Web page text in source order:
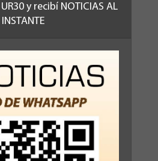
y recibí NOTICIAS AL
INSTANTE